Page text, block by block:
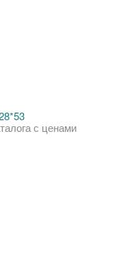
с ценами